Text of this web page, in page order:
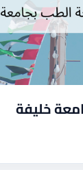
خليفة